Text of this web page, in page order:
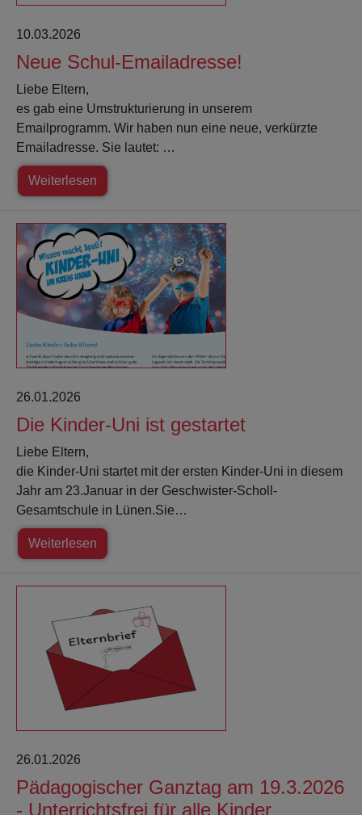
10.03.2026
Neue Schul-Emailadresse!
Liebe Eltern,
es gab eine Umstrukturierung in unserem
Emailprogramm. Wir haben nun eine neue, verkürzte
Emailadresse. Sie lautet: …
Weiterlesen
26.01.2026
Die Kinder-Uni ist gestartet
Liebe Eltern,
die Kinder-Uni startet mit der ersten Kinder-Uni in diesem
Jahr am 23.Januar in der Geschwister-Scholl-
Gesamtschule in Lünen.Sie…
Weiterlesen
26.01.2026
Pädagogischer Ganztag am 19.3.2026
- Unterrichtsfrei für alle Kinder